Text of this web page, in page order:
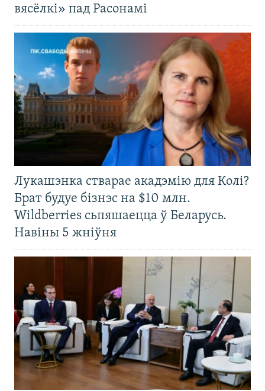
вясёлкі» пад Расонамі
Лукашэнка стварае акадэмію для Колі?
Брат будуе бізнэс на $10 млн.
Wildberries сьпяшаецца ў Беларусь.
Навіны 5 жніўня